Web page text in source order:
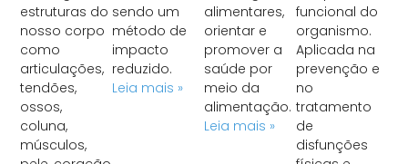
estruturas do
nosso corpo
como
articulações,
tendões,
ossos,
coluna,
músculos,
sendo um
método de
impacto
reduzido.
Leia mais »
alimentares,
orientar e
promover a
saúde por
meio da
alimentação.
Leia mais »
funcional do
organismo.
Aplicada na
prevenção e
no
tratamento
de
disfunções